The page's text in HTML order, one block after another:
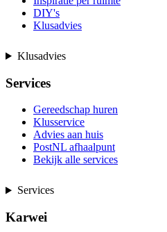
DIY's
Klusadvies
Klusadvies
Services
Gereedschap huren
Klusservice
Advies aan huis
PostNL afhaalpunt
Bekijk alle services
Services
Karwei